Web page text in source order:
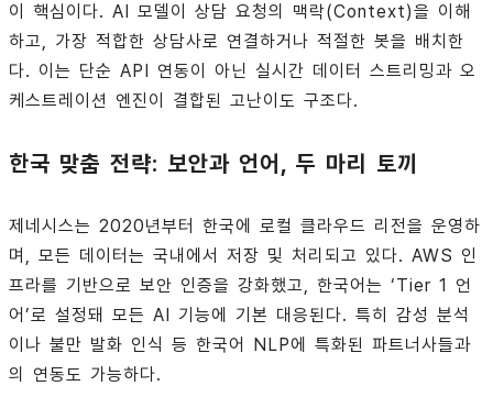
이 핵심이다. AI 모델이 상담 요청의 맥락(Context)을 이해
하고, 가장 적합한 상담사로 연결하거나 적절한 봇을 배치한
다. 이는 단순 API 연동이 아닌 실시간 데이터 스트리밍과 오
케스트레이션 엔진이 결합된 고난이도 구조다.
한국 맞춤 전략: 보안과 언어, 두 마리 토끼
제네시스는 2020년부터 한국에 로컬 클라우드 리전을 운영하
며, 모든 데이터는 국내에서 저장 및 처리되고 있다. AWS 인
프라를 기반으로 보안 인증을 강화했고, 한국어는 ‘Tier 1 언
어’로 설정돼 모든 AI 기능에 기본 대응된다. 특히 감성 분석
이나 불만 발화 인식 등 한국어 NLP에 특화된 파트너사들과
의 연동도 가능하다.